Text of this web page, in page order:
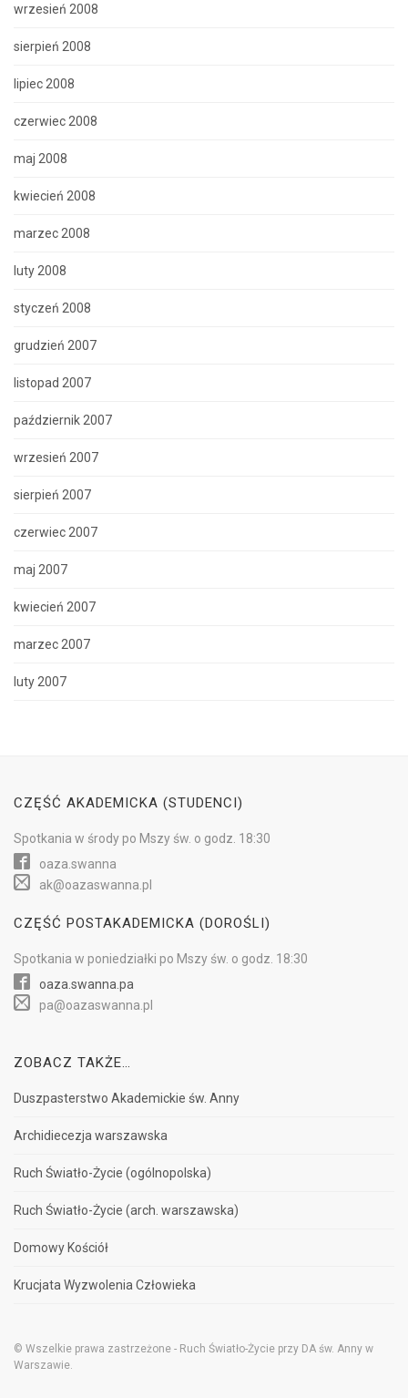
wrzesień 2008
sierpień 2008
lipiec 2008
czerwiec 2008
maj 2008
kwiecień 2008
marzec 2008
luty 2008
styczeń 2008
grudzień 2007
listopad 2007
październik 2007
wrzesień 2007
sierpień 2007
czerwiec 2007
maj 2007
kwiecień 2007
marzec 2007
luty 2007
CZĘŚĆ AKADEMICKA (STUDENCI)
Spotkania w środypo Mszy św. o godz. 18:30
oaza.swanna
ak@oazaswanna.pl
CZĘŚĆ POSTAKADEMICKA (DOROŚLI)
Spotkania w poniedziałki po Mszy św. o godz. 18:30
oaza.swanna.pa
pa@oazaswanna.pl
ZOBACZ TAKŻE…
Duszpasterstwo Akademickie św. Anny
Archidiecezja warszawska
Ruch Światło-Życie (ogólnopolska)
Ruch Światło-Życie (arch. warszawska)
Domowy Kościół
Krucjata Wyzwolenia Człowieka
© Wszelkie prawa zastrzeżone - Ruch Światło-Życie przy DA św. Anny w
Warszawie.